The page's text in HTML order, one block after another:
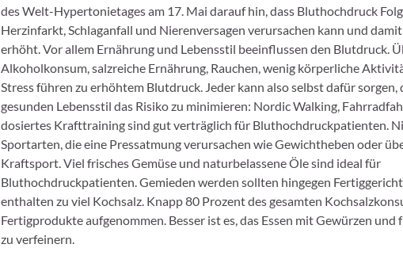
des Welt-Hypertonietages am 17. Mai darauf hin, dass Bluthochdruck
Herzinfarkt, Schlaganfall und Nierenversagen verursachen kann und
erhöht. Vor allem Ernährung und Lebensstil beeinflussen den Blutdruck.
Alkoholkonsum, salzreiche Ernährung, Rauchen, wenig körperliche
Stress führen zu erhöhtem Blutdruck. Jeder kann also selbst dafür sorgen,
gesunden Lebensstil das Risiko zu minimieren: Nordic Walking,
dosiertes Krafttraining sind gut verträglich für Bluthochdruckpatienten.
Sportarten, die eine Pressatmung verursachen wie Gewichtheben oder
Kraftsport. Viel frisches Gemüse und naturbelassene Öle sind ideal für
Bluthochdruckpatienten. Gemieden werden sollten hingegen
enthalten zu viel Kochsalz. Knapp 80 Prozent des gesamten
Fertigprodukte aufgenommen. Besser ist es, das Essen mit Gewürzen und
zu verfeinern.